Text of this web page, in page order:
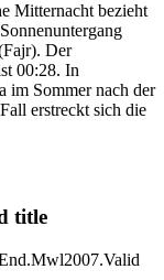
Mitternacht bezieht
Der
00:28. In
im Sommer nach der
erstreckt sich die
title